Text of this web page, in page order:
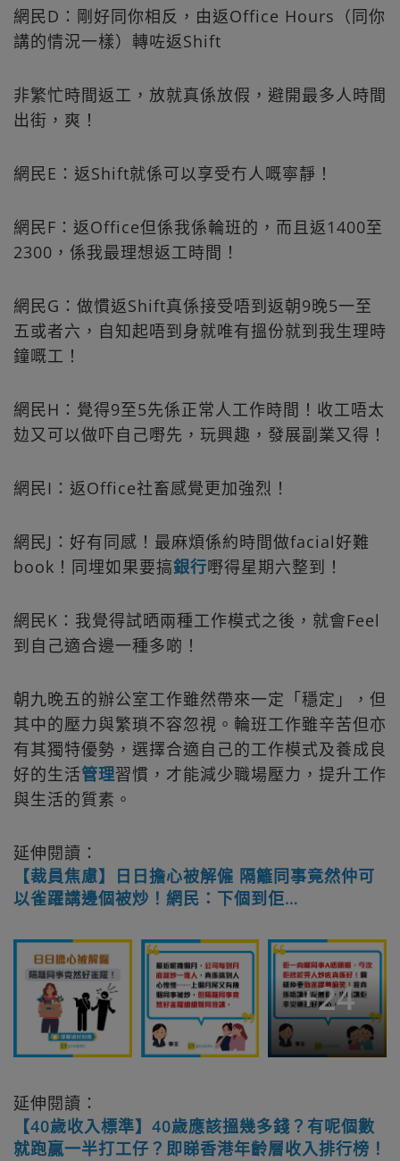
網民D：剛好同你相反，由返Office Hours（同你
講的情況一樣）轉咗返Shift
非繁忙時間返工，放就真係放假，避開最多人時間
出街，爽！
網民E：返Shift就係可以享受冇人嘅寧靜！
網民F：返Office但係我係輪班的，而且返1400至
2300，係我最理想返工時間！
網民G：做慣返Shift真係接受唔到返朝9晚5一至
五或者六，自知起唔到身就唯有搵份就到我生理時
鐘嘅工！
網民H：覺得9至5先係正常人工作時間！收工唔太
攰又可以做吓自己嘢先，玩興趣，發展副業又得！
網民I：返Office社畜感覺更加強烈！
網民J：好有同感！最麻煩係約時間做facial好難
book！同埋如果要搞銀行嘢得星期六整到！
網民K：我覺得試晒兩種工作模式之後，就會Feel
到自己適合邊一種多啲！
朝九晚五的辦公室工作雖然帶來一定「穩定」，但
其中的壓力與繁瑣不容忽視。輪班工作雖辛苦但亦
有其獨特優勢，選擇合適自己的工作模式及養成良
好的生活管理習慣，才能減少職場壓力，提升工作
與生活的質素。
延伸閱讀：
【裁員焦慮】日日擔心被解僱 隔籬同事竟然仲可
以雀躍講邊個被炒！網民：下個到佢…
+24
延伸閱讀：
【40歲收入標準】40歲應該搵幾多錢？有呢個數
就跑贏一半打工仔？即睇香港年齡層收入排行榜！